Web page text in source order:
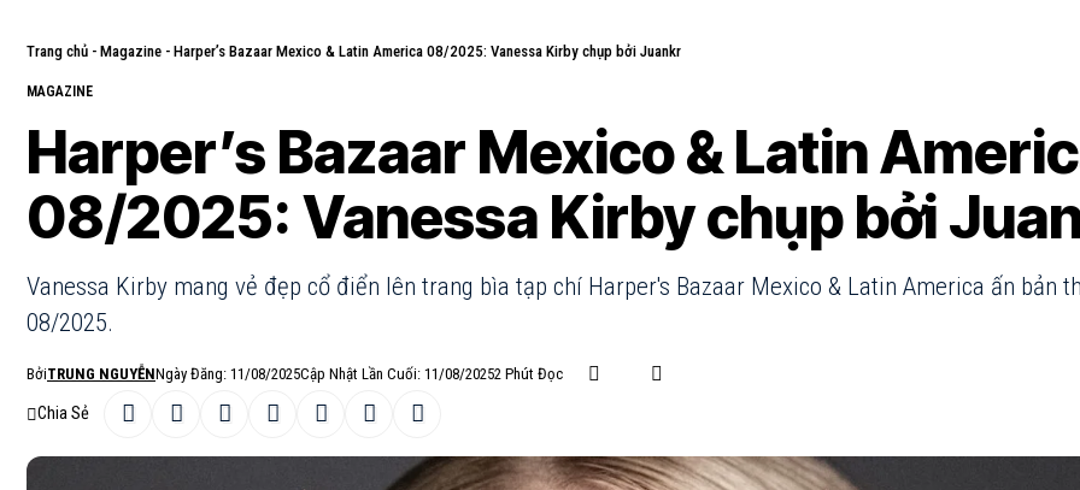
Trang chủ - Magazine - Harper’s Bazaar Mexico & Latin America 08/2025: Vanessa Kirby chụp bởi Juankr
MAGAZINE
Harper’s Bazaar Mexico & Latin
08/2025: Vanessa Kirby chụp bởi
Vanessa Kirby mang vẻ đẹp cổ điển lên trang bìa tạp chí Harper's Bazaar Mexico & Latin America ấn bản
08/2025.
BởiTRUNG NGUYỄNNgày Đăng: 11/08/2025Cập Nhật Lần Cuối: 11/08/20252 Phút Đọc
Chia Sẻ